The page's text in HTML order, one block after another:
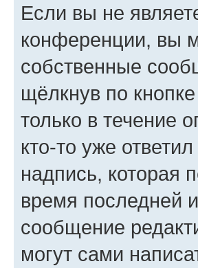
Если вы не
конференции, вы
собственные
щёлкнув по кнопке
только в течение
кто-то уже
надпись, которая
время последней
сообщение
могут сами